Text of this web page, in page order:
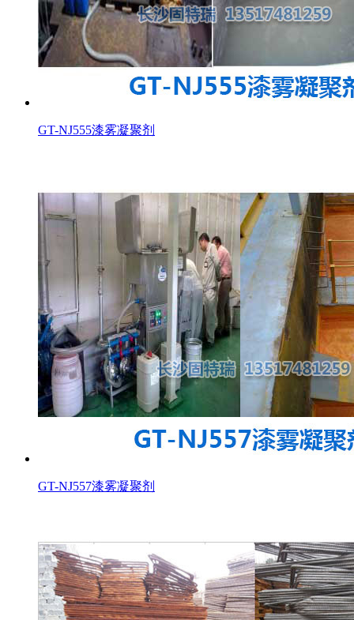
GT-NJ555漆雾凝聚剂
GT-NJ557漆雾凝聚剂